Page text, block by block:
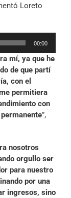
Loreto
00:00
mí, ya que he
de que partí
con el
permitiera
con
”,
nosotros
orgullo ser
para nuestro
por una
ingresos, sino